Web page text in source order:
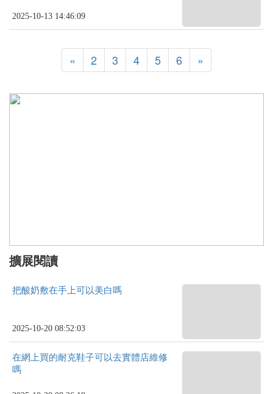
2025-10-13 14:46:09
« 2 3 4 5 6 »
擴展閱讀
把酸奶敷在手上可以美白嗎
2025-10-20 08:52:03
在網上買的耐克鞋子可以去實體店維修
嗎